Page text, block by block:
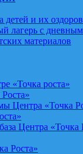
детей и их
лагерь с
материалов
«Точка роста»
Центра «Точка
Центра «Точка
Роста»